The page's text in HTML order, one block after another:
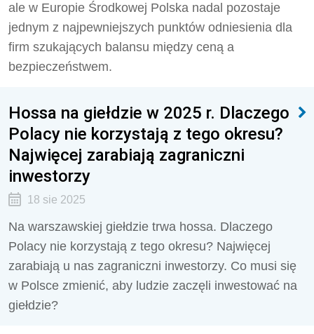
ale w Europie Środkowej Polska nadal pozostaje
jednym z najpewniejszych punktów odniesienia dla
firm szukających balansu między ceną a
bezpieczeństwem.
Hossa na giełdzie w 2025 r. Dlaczego
Polacy nie korzystają z tego okresu?
Najwięcej zarabiają zagraniczni
inwestorzy
18 sie 2025
Na warszawskiej giełdzie trwa hossa. Dlaczego
Polacy nie korzystają z tego okresu? Najwięcej
zarabiają u nas zagraniczni inwestorzy. Co musi się
w Polsce zmienić, aby ludzie zaczęli inwestować na
giełdzie?